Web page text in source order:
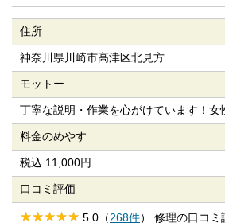
住所
神奈川県川崎市高津区北見方
モットー
丁寧な説明・作業を心がけています！女
料金のめやす
税込 11,000円
口コミ評価
5.0（268件） 修理の口コミ